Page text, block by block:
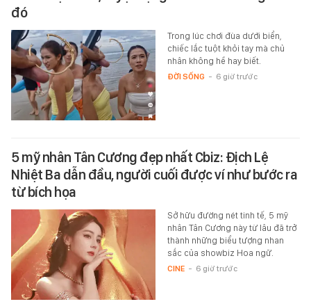
đó
Trong lúc chơi đùa dưới biển,
chiếc lắc tuột khỏi tay mà chủ
nhân không hề hay biết.
ĐỜI SỐNG - 6 giờ trước
5 mỹ nhân Tân Cương đẹp nhất Cbiz: Địch Lệ
Nhiệt Ba dẫn đầu, người cuối được ví như bước ra
từ bích họa
Sở hữu đường nét tinh tế, 5 mỹ
nhân Tân Cương này từ lâu đã trở
thành những biểu tượng nhan
sắc của showbiz Hoa ngữ.
CINE - 6 giờ trước